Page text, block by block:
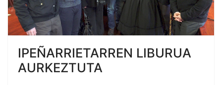
IPEÑARRIETARREN LIBURUA
AURKEZTUTA